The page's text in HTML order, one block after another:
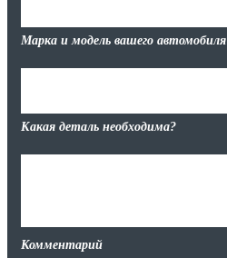
Марка и модель вашего автомобиля
Какая деталь необходима?
Комментарий